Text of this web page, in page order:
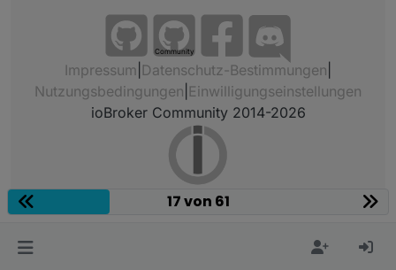
Community
Impressum Datenschutz-Bestimmungen
Nutzungsbedingungen Einwilligungseinstellungen
ioBroker Community 2014-2026
17 von 61